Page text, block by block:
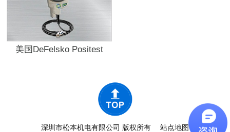
美国DeFelsko Positest
深圳市松本机电有限公司 版权所有 站点地图